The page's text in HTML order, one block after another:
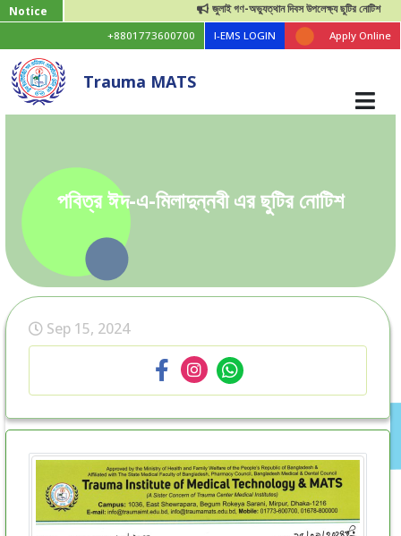
Notice জুলাই গণ-অভ্যুত্থান দিবস উপলেক্ষ্য ছুটির নোটিশ
+8801773600700 I-EMS LOGIN Apply Online
Trauma MATS
পবিত্র ঈদ-এ-মিলাদুন্নবী এর ছুটির নোটিশ
Sep 15, 2024